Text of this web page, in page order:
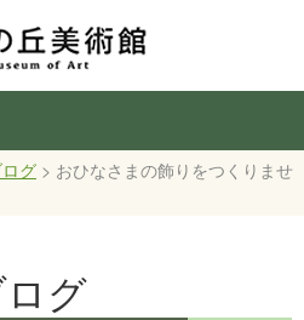
グ > おひなさまの飾りをつくりませ
グ